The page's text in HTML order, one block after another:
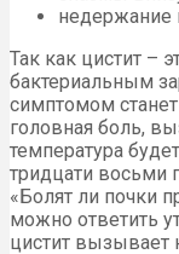
недержание
Так как цистит –
бактериальным
симптомом
головная боль,
температура
тридцати восьми
«Болят ли почки
можно ответить
цистит вызывает